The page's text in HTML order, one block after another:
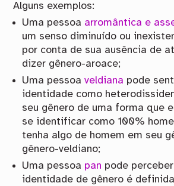
Alguns exemplos:
Uma pessoa arromântica e
um senso diminuído ou
por conta de sua ausência de
dizer gênero-aroace;
Uma pessoaveldiana pode
identidade como
seu gênero de uma forma que
se identificar como 100%
tenha algo de homem em seu
gênero-veldiano;
Uma pessoa pan pode
identidade de gênero é